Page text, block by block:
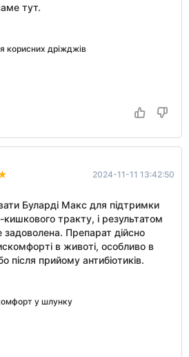
тут.
корисних дріжджів
2024-11-11 13:42:50
Буларді Макс для підтримки
тракту, і результатом
Препарат дійсно
в животі, особливо в
після прийому антибіотиків.
у шлунку